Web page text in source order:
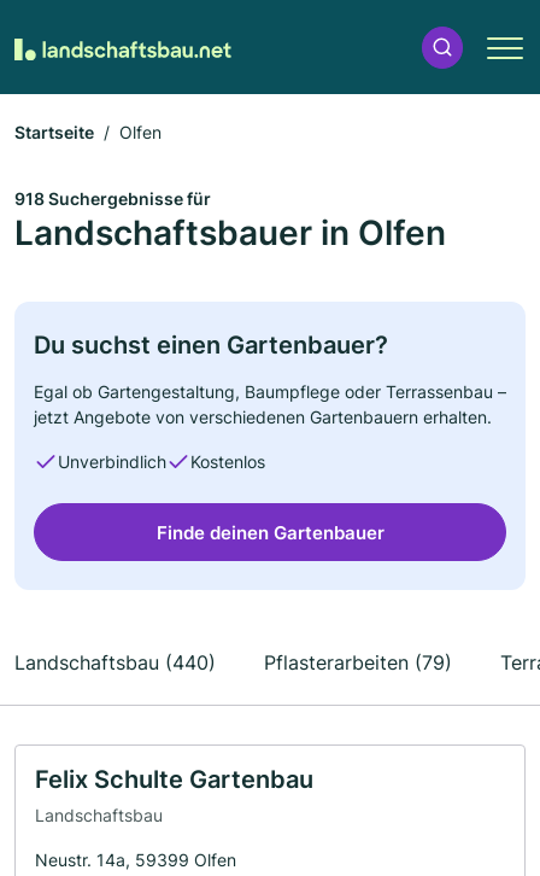
Startseite Olfen
918 Suchergebnisse für
Landschaftsbauer in Olfen
Du suchst einen Gartenbauer?
Egal ob Gartengestaltung, Baumpflege oder Terrassenbau –
jetzt Angebote von verschiedenen Gartenbauern erhalten.
Unverbindlich Kostenlos
Finde deinen Gartenbauer
Landschaftsbau (440) Pflasterarbeiten (79)
Felix Schulte Gartenbau
Landschaftsbau
Neustr. 14a, 59399 Olfen